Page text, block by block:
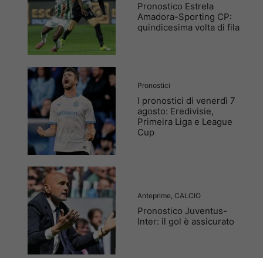
Pronostico Estrela
Amadora-Sporting CP:
quindicesima volta di fila
Pronostici
I pronostici di venerdì 7
agosto: Eredivisie,
Primeira Liga e League
Cup
Anteprime, CALCIO
Pronostico Juventus-
Inter: il gol è assicurato